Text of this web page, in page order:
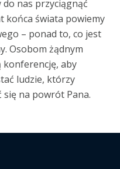
nas przyciągnąć
końca świata powiemy
– ponad to, co jest
Osobom żądnym
konferencję, aby
ludzie, którzy
na powrót Pana.